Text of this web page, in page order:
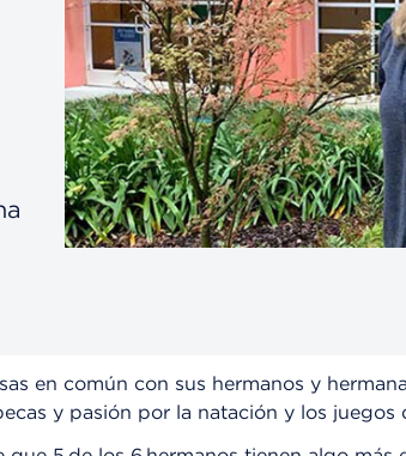
en común con sus hermanos y
y pasión por la natación y los juegos